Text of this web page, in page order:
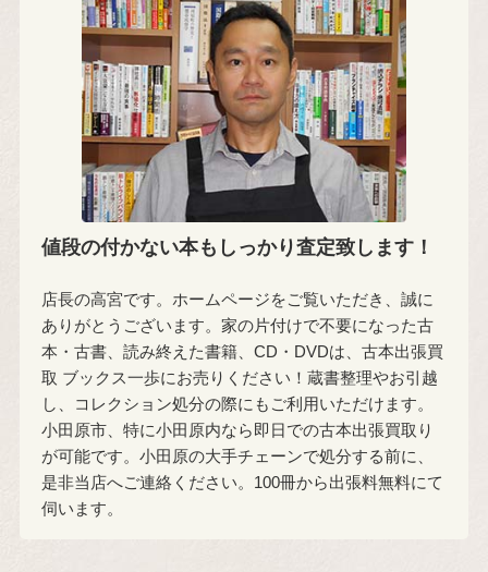
値段の付かない本もしっかり査定致します！
店長の高宮です。ホームページをご覧いただき、誠に
ありがとうございます。家の片付けで不要になった古
本・古書、読み終えた書籍、CD・DVDは、古本出張買
取 ブックス一歩にお売りください！蔵書整理やお引越
し、コレクション処分の際にもご利用いただけます。
小田原市、特に小田原内なら即日での古本出張買取り
が可能です。小田原の大手チェーンで処分する前に、
是非当店へご連絡ください。100冊から出張料無料にて
伺います。